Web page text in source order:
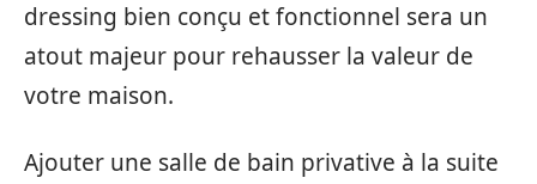
dressing bien conçu et fonctionnel sera un
atout majeur pour rehausser la valeur de
votre maison.
Ajouter une salle de bain privative à la suite